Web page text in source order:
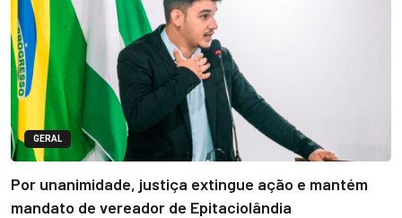
GERAL
Por unanimidade, justiça extingue ação e mantém
mandato de vereador de Epitaciolândia